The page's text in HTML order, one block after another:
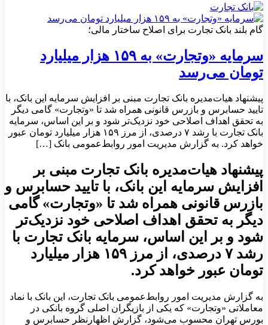
گام بلند بانک تجارت برای اصلاح ساختار مالی؛
سرمایه «وتجارت» به ۱۵۹ هزار میلیارد
تومان می‌رسد
پیشنهاد هیات‌مدیره بانک تجارت مبنی بر افزایش سرمایه این بانک، با
تایید حسابرس و بازرس قانونی همراه شد تا «وتجارت» گامی دیگر
به تحقق اهداف اصلاحی خود نزدیک‌تر شود و بر این اساس، سرمایه
بانک تجارت با رشد ۷ درصدی، از مرز ۱۵۹ هزار میلیارد تومان عبور
خواهد کرد. به گزارش مدیریت امور روابط‌عمومی بانک […]
پیشنهاد هیات‌مدیره بانک تجارت مبنی بر
افزایش سرمایه این بانک، با تایید حسابرس و
بازرس قانونی همراه شد تا «وتجارت» گامی
دیگر به تحقق اهداف اصلاحی خود نزدیک‌تر
شود و بر این اساس، سرمایه بانک تجارت با
رشد ۷ درصدی، از مرز ۱۵۹ هزار میلیارد
تومان عبور خواهد کرد.
به گزارش مدیریت امور روابط‌عمومی بانک تجارت، این بانک با نماد
معاملاتی «وتجارت» که یکی از بازیگران اصلی گروه بانکی در
بورس تهران محسوب می‌شود، گزارش اظهارنظر حسابرس و